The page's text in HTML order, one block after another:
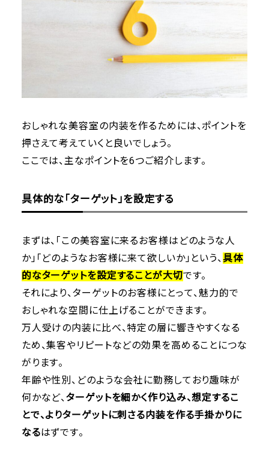
おしゃれな美容室の内装を作るためには、ポイントを
押さえて考えていくと良いでしょう。
ここでは、主なポイントを6つご紹介します。
具体的な「ターゲット」を設定する
まずは、「この美容室に来るお客様はどのような人
か」「どのようなお客様に来て欲しいか」という、具体
的なターゲットを設定することが大切です。
それにより、ターゲットのお客様にとって、魅力的で
おしゃれな空間に仕上げることができます。
万人受けの内装に比べ、特定の層に響きやすくなる
ため、集客やリピートなどの効果を高めることにつな
がります。
年齢や性別、どのような会社に勤務しており趣味が
何かなど、ターゲットを細かく作り込み、想定するこ
とで、よりターゲットに刺さる内装を作る手掛かりに
なるはずです。